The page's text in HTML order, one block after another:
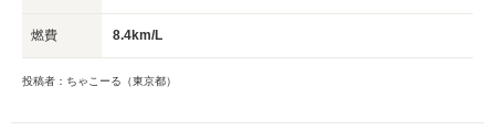
燃費 8.4km/L
投稿者：ちゃこーる（東京都）